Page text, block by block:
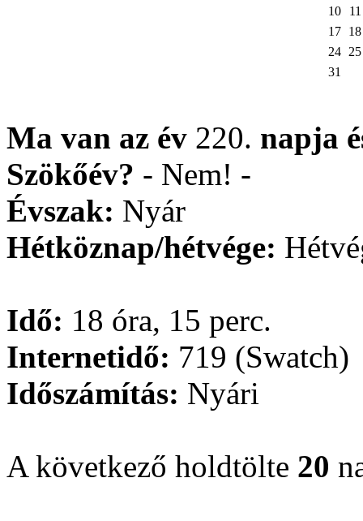
10
11
17 18
24 25
31
Ma van az év 220. napja
Szökőév? - Nem! -
Évszak: Nyár
Hétköznap/hétvége:
Idő: 18 óra, 15 perc.
Internetidő: 719 (Swatch)
Időszámítás: Nyári
A következő holdtölte 20